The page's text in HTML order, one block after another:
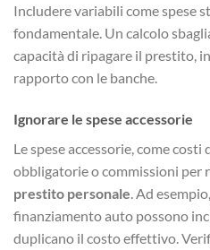
Includere variabili come spese
fondamentale. Un calcolo
capacità di ripagare il prestito,
rapporto con le banche.
Ignorare le spese accessorie
Le spese accessorie, come
obbligatorie o commissioni per
prestito personale . Ad
finanziamento auto possono
duplicano il costo effettivo.